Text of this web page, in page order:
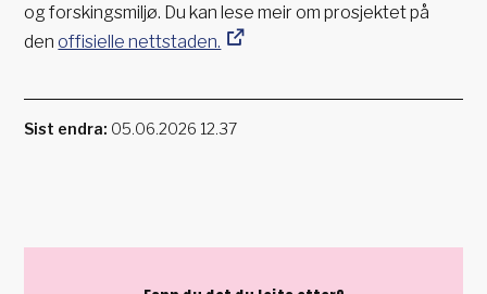
og forskingsmiljø. Du kan lese meir om prosjektet på
denoffisielle nettstaden.
Sist endra 05.06.2026 12.37